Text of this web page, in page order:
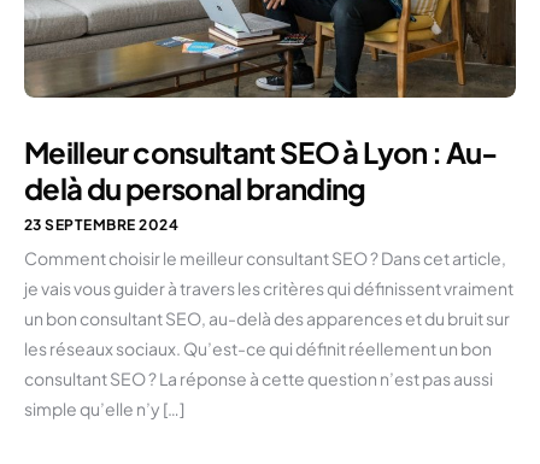
Meilleur consultant SEO à Lyon : Au-
delà du personal branding
23 SEPTEMBRE 2024
Comment choisir le meilleur consultant SEO ? Dans cet article,
je vais vous guider à travers les critères qui définissent vraiment
un bon consultant SEO, au-delà des apparences et du bruit sur
les réseaux sociaux. Qu’est-ce qui définit réellement un bon
consultant SEO ? La réponse à cette question n’est pas aussi
simple qu’elle n’y […]